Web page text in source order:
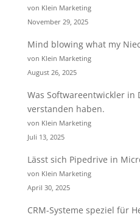
von Klein Marketing
November 29, 2025
Mind blowing what my
von Klein Marketing
August 26, 2025
Was Softwareentwickler
verstanden haben.
von Klein Marketing
Juli 13, 2025
Lässt sich Pipedrive in
von Klein Marketing
April 30, 2025
CRM-Systeme speziel für